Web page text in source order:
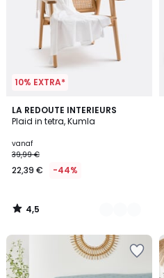
10% EXTRA*
LA REDOUTE INTERIEURS
Plaid in tetra, Kumla
vanaf
39,99 €
22,39 € -44%
4,5
/ 5
4
Kleuren
4,5
/